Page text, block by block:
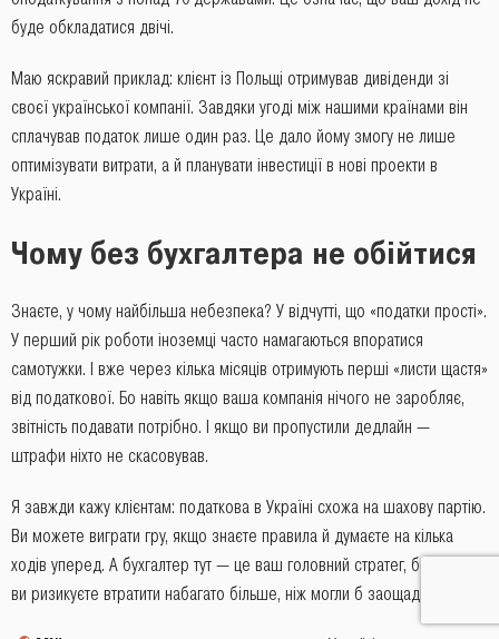
буде обкладатися двічі.
Маю яскравий приклад: клієнт із Польщі отримував дивіденди зі
своєї української компанії. Завдяки угоді між нашими країнами він
сплачував податок лише один раз. Це дало йому змогу не лише
оптимізувати витрати, а й планувати інвестиції в нові проекти в
Україні.
Чому без бухгалтера не обійтися
Знаєте, у чому найбільша небезпека? У відчутті, що «податки прості».
У перший рік роботи іноземці часто намагаються впоратися
самотужки. І вже через кілька місяців отримують перші «листи щастя»
від податкової. Бо навіть якщо ваша компанія нічого не заробляє,
звітність подавати потрібно. І якщо ви пропустили дедлайн —
штрафи ніхто не скасовував.
Я завжди кажу клієнтам: податкова в Україні схожа на шахову партію.
Ви можете виграти гру, якщо знаєте правила й думаєте на кілька
ходів уперед. А бухгалтер тут — це ваш головний стратег, без якого
ви ризикуєте втратити набагато більше, ніж могли б заощадити.